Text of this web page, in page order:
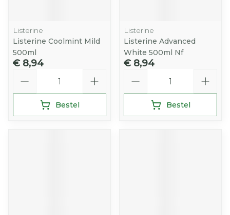
Listerine
Listerine Coolmint Mild
500ml
€ 8,94
Bestel
Listerine
Listerine Advanced
White 500ml Nf
€ 8,94
Bestel